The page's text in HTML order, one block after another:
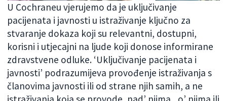
U Cochraneu vjerujemo da je uključivanje
pacijenata i javnosti u istraživanje ključno za
stvaranje dokaza koji su relevantni, dostupni,
korisni i utjecajni na ljude koji donose informirane
zdravstvene odluke. ‘Uključivanje pacijenata i
javnosti’ podrazumijeva provođenje istraživanja s
članovima javnosti ili od strane njih samih, a ne